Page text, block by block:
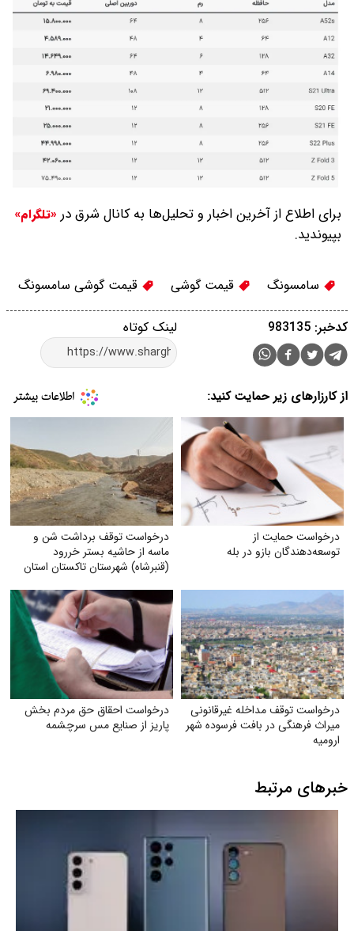
برای اطلاع از آخرین اخبار و تحلیل‌ها به کانال شرق در «تلگرام»
بپیوندید.
سامسونگ قیمت گوشی قیمت گوشی سامسونگ
لینک کوتاه کدخبر: 983135
از کارزارهای زیر حمایت کنید:
درخواست حمایت از
توسعه‌دهندگان بازو در بله
درخواست توقف برداشت شن و
ماسه از حاشیه بستر خر‌رود
(قنبرشاه) شهرستان تاکستان استان
درخواست توقف مداخله غیرقانونی
میراث فرهنگی در بافت فرسوده شهر
ارومیه
درخواست احقاق حق مردم بخش
پاریز از صنایع مس سرچشمه
خبرهای مرتبط